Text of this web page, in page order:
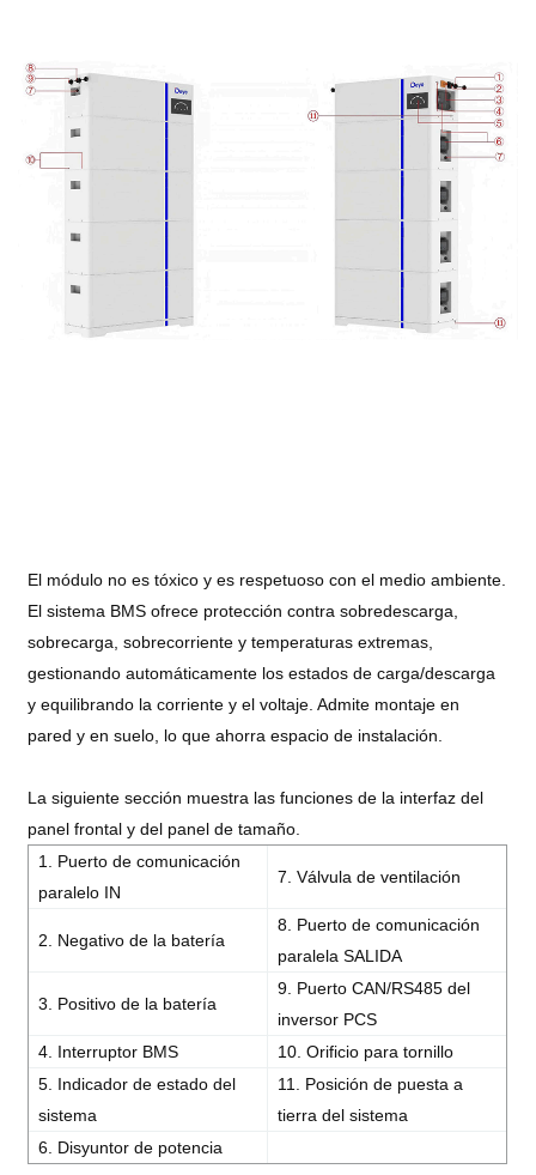
El módulo no es tóxico y es respetuoso con el medio ambiente.
El sistema BMS ofrece protección contra sobredescarga,
sobrecarga, sobrecorriente y temperaturas extremas,
gestionando automáticamente los estados de carga/descarga
y equilibrando la corriente y el voltaje. Admite montaje en
pared y en suelo, lo que ahorra espacio de instalación.
La siguiente sección muestra las funciones de la interfaz del
panel frontal y del panel de tamaño.
1. Puerto de comunicación
paralelo IN
7. Válvula de ventilación
2. Negativo de la batería
8. Puerto de comunicación
paralela SALIDA
3. Positivo de la batería
9. Puerto CAN/RS485 del
inversor PCS
4. Interruptor BMS
10. Orificio para tornillo
5. Indicador de estado del
sistema
11. Posición de puesta a
tierra del sistema
6. Disyuntor de potencia